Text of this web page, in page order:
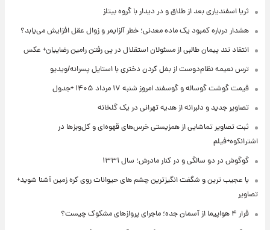
ثریا اسفندیاری بعد از طلاق و در دیدار با گروه بیتلز
هشدار درباره کمبود یک ماده معدنی؛ خطر آلزایمر و زوال عقل افزایش می‌یابد؟
انتقاد تند پیمان طالبی از مسئولان استقلال در پی رفتن رامین رضاییان+ عکس
ترس نعیمه نظام‌دوست از بغل کردن دختری با استایل پسرانه/ویدیو
قیمت گوشت گوساله و گوسفند امروز شنبه ۱۷ مرداد ۱۴۰۵ +جدول
تصاویر جدید و دلبرانه از هدیه تهرانی در یک گلخانه
ثبت تصاویر تماشایی از همزیستی خرس‌های قهوه‌ای و کل‌وبزها در
اشترانکوه+فیلم
گوگوش در دو سالگی و در کنار مادرش؛ سال ۱۳۳۱
با عجیب ترین و شگفت انگیزترین چشم های حیوانات روی کره زمین آشنا شوید+
تصاویر
فرار ۴ هواپیما از آسمان جده؛ ماجرای پروازهای مشکوک چیست؟